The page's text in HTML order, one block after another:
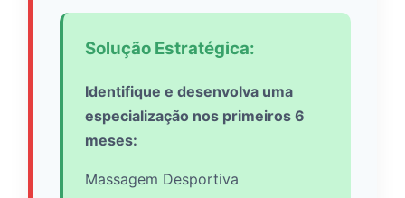
Solução Estratégica:
Identifique e desenvolva uma
especialização nos primeiros 6
meses:
Massagem Desportiva